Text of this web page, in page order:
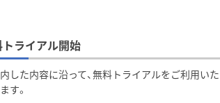
ライアル開始
した内容に沿って、無料トライアルをご利用いた
す。